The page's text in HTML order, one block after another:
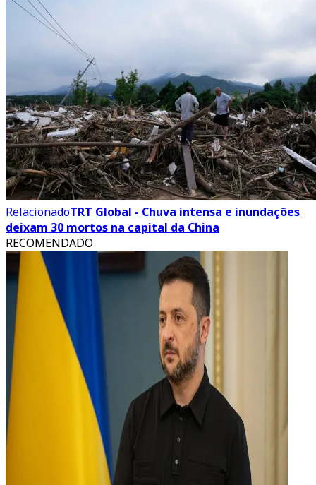
RelacionadoTRT Global - Chuva intensa e inundações
deixam 30 mortos na capital da China
RECOMENDADO